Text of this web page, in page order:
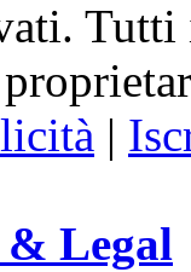
Tutti
|
Legal